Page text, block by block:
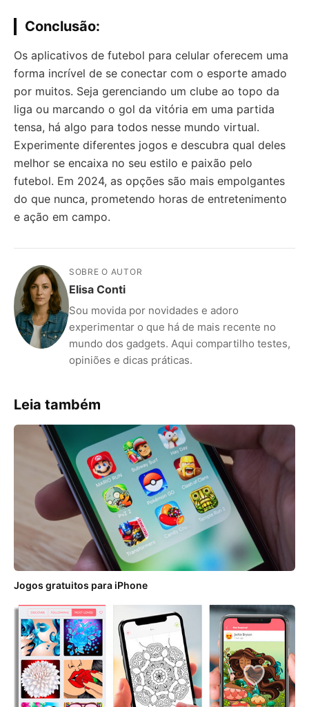
Conclusão:
Os aplicativos de futebol para celular oferecem uma
forma incrível de se conectar com o esporte amado
por muitos. Seja gerenciando um clube ao topo da
liga ou marcando o gol da vitória em uma partida
tensa, há algo para todos nesse mundo virtual.
Experimente diferentes jogos e descubra qual deles
melhor se encaixa no seu estilo e paixão pelo
futebol. Em 2024, as opções são mais empolgantes
do que nunca, prometendo horas de entretenimento
e ação em campo.
SOBRE O AUTOR
Elisa Conti
Sou movida por novidades e adoro
experimentar o que há de mais recente no
mundo dos gadgets. Aqui compartilho testes,
opiniões e dicas práticas.
Leia também
Jogos gratuitos para iPhone